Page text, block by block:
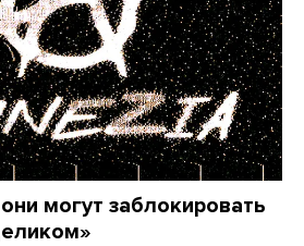
могут заблокировать